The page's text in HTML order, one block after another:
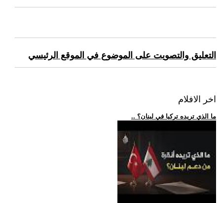
التعليق والتصويت على الموضوع في الموقع الرئيسي
اخر الافلام
.. ما الذي تريده تركيا في لبنان؟